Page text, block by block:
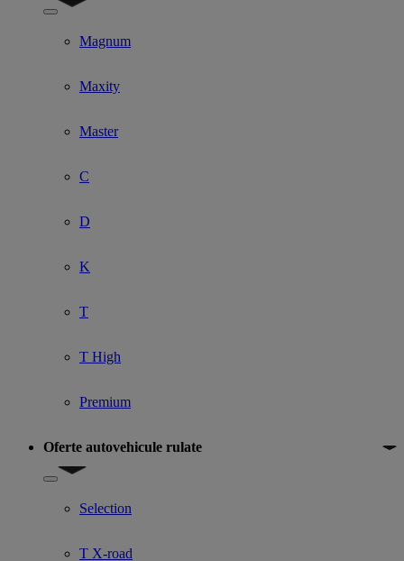
Show submenu for Model
Magnum
Maxity
Master
C
D
K
T
T High
Premium
Oferte autovehicule rulate
Show submenu for Oferte autovehicule rulate
Selection
T X-road